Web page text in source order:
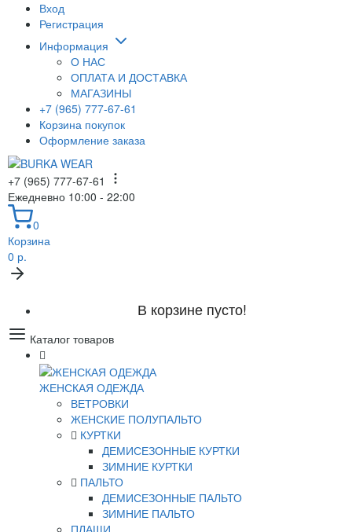
Вход
Регистрация
Информация
О НАС
ОПЛАТА И ДОСТАВКА
МАГАЗИНЫ
+7 (965) 777-67-61
Корзина покупок
Оформление заказа
+7 (965) 777-67-61
Ежедневно 10:00 - 22:00
0
Корзина
0 р.
В корзине пусто!
Каталог товаров
ЖЕНСКАЯ ОДЕЖДА
ВЕТРОВКИ
ЖЕНСКИЕ ПОЛУПАЛЬТО
КУРТКИ
ДЕМИСЕЗОННЫЕ КУРТКИ
ЗИМНИЕ КУРТКИ
ПАЛЬТО
ДЕМИСЕЗОННЫЕ ПАЛЬТО
ЗИМНИЕ ПАЛЬТО